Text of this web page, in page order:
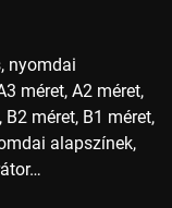
nyomdai
méret, A2 méret,
méret, B1 méret,
alapszínek,